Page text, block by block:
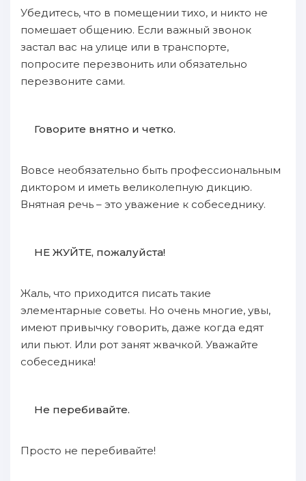
Убедитесь, что в помещении тихо, и никто не
помешает общению. Если важный звонок
застал вас на улице или в транспорте,
попросите перезвонить или обязательно
перезвоните сами.
Говорите внятно и четко.
Вовсе необязательно быть профессиональным
диктором и иметь великолепную дикцию.
Внятная речь – это уважение к собеседнику.
НЕ ЖУЙТЕ, пожалуйста!
Жаль, что приходится писать такие
элементарные советы. Но очень многие, увы,
имеют привычку говорить, даже когда едят
или пьют. Или рот занят жвачкой. Уважайте
собеседника!
Не перебивайте.
Просто не перебивайте!